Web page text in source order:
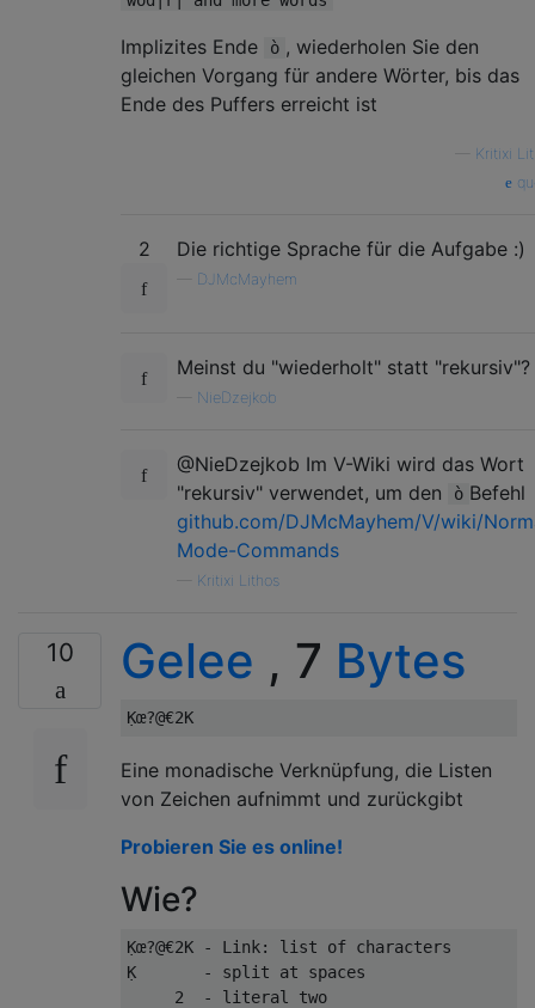
Implizites Ende ò , wiederholen Sie den
gleichen Vorgang für andere Wörter, bis das
Ende des Puffers erreicht ist
Kritixi
2 Die richtige Sprache für die Aufgabe :)
DJMcMayhem
Meinst du "wiederholt" statt "rekursiv"?
NieDzejkob
@NieDzejkob Im V-Wiki wird das Wort
"rekursiv" verwendet, um den
ò Befehl
github.com/DJMcMayhem/V/wiki/
Mode-Commands
Kritixi Lithos
10 Gelee , 7 Bytes
Eine monadische Verknüpfung, die Listen
von Zeichen aufnimmt und zurückgibt
Probieren Sie es online!
Wie?
Ḳœ?@€2K - Link: list of characters
Ḳ       - split at spaces
     2  - literal two